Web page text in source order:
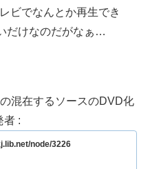
ビでなんとか再生でき
だけなのだがなぁ…
混在するソースのDVD化
者 :
node/3226